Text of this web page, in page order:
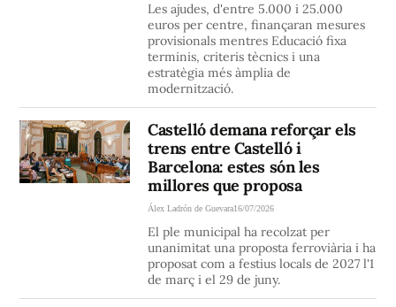
Les ajudes, d'entre 5.000 i 25.000
euros per centre, finançaran mesures
provisionals mentres Educació fixa
terminis, criteris tècnics i una
estratègia més àmplia de
modernització.
Castelló demana reforçar els
trens entre Castelló i
Barcelona: estes són les
millores que proposa
Álex Ladrón de Guevara16/07/2026
El ple municipal ha recolzat per
unanimitat una proposta ferroviària i ha
proposat com a festius locals de 2027 l'1
de març i el 29 de juny.